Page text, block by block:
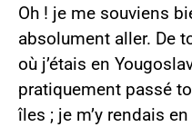
Oh ! je me souviens
absolument aller. De
où j’étais en
pratiquement passé
îles ; je m’y rendais